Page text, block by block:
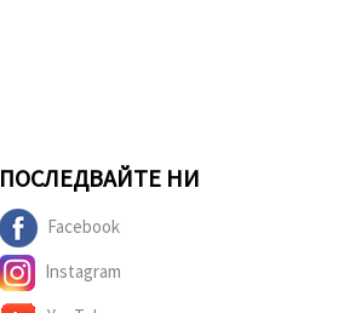
ПОСЛЕДВАЙТЕ НИ
Facebook
Instagram